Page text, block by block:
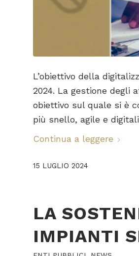
L’obiettivo della
2024. La gestione degli
obiettivo sul quale si è
più snello, agile e
Continua a leggere
15 LUGLIO 2024
LA
IMPIANTI